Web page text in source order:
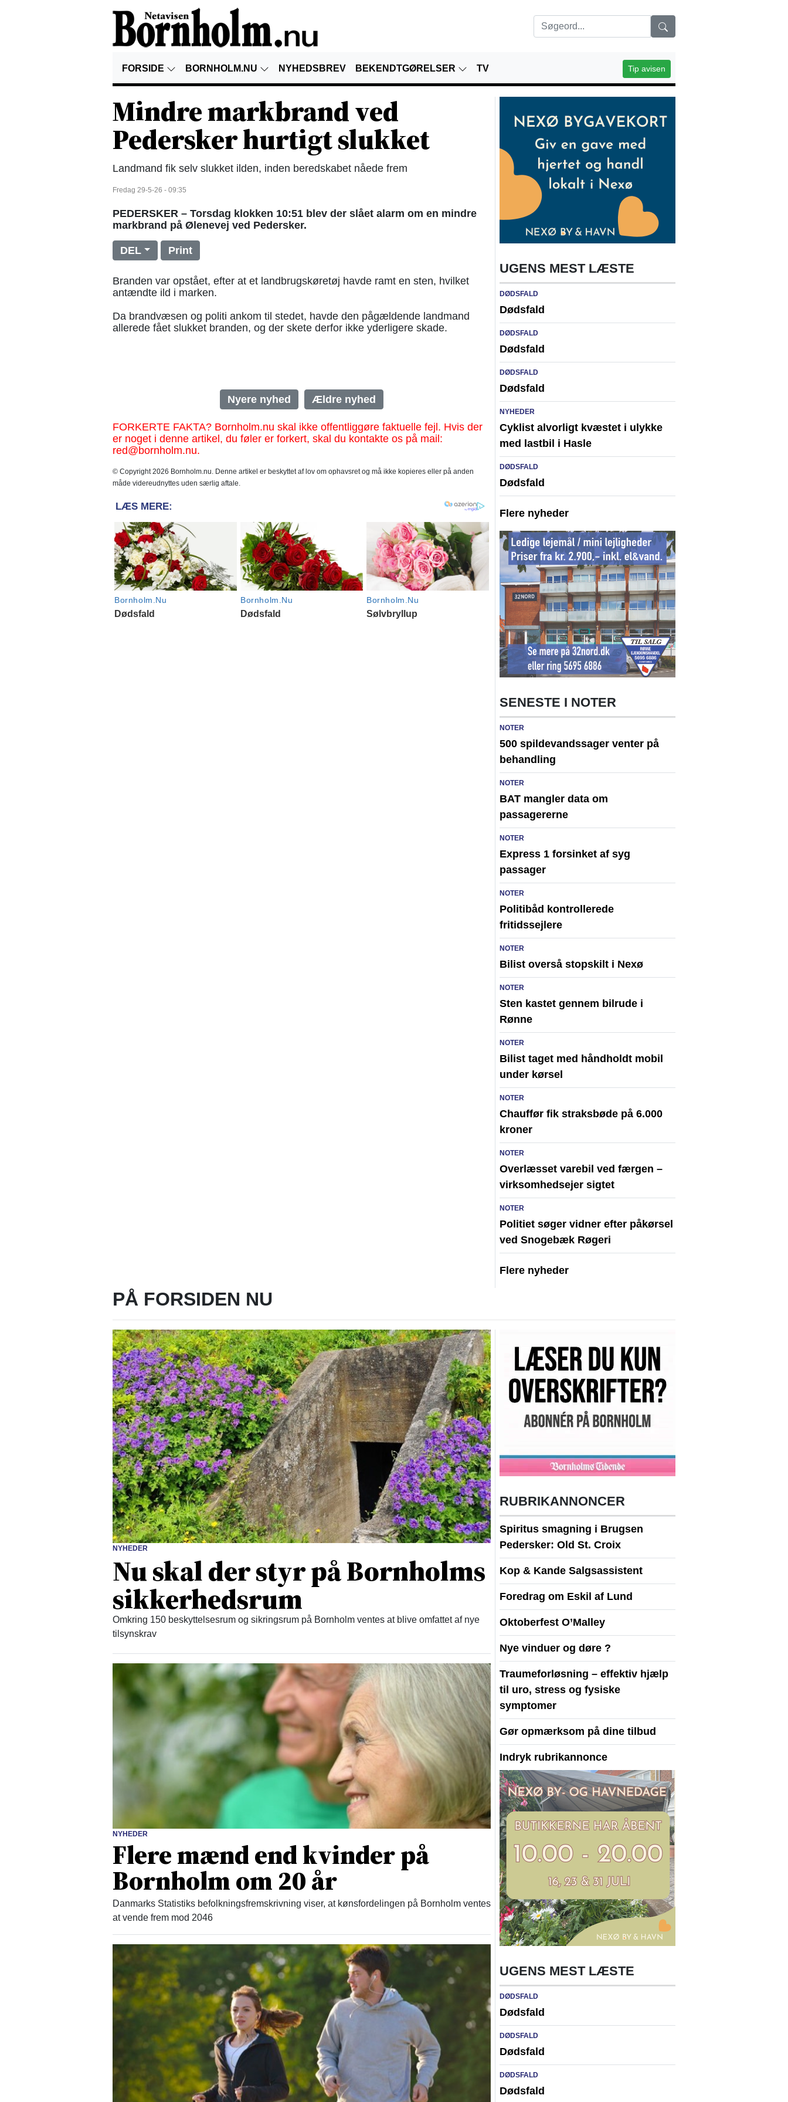
FORSIDE BORNHOLM.NU NYHEDSBREV BEKENDTGØRELSER TV Tip avisen
Mindre markbrand ved
Pedersker hurtigt slukket
Landmand fik selv slukket ilden, inden beredskabet nåede frem
Fredag 29-5-26 - 09:35
PEDERSKER – Torsdag klokken 10:51 blev der slået alarm om en mindre
markbrand på Ølenevej ved Pedersker.
DEL Print
Branden var opstået, efter at et landbrugskøretøj havde ramt en sten, hvilket
antændte ild i marken.
Da brandvæsen og politi ankom til stedet, havde den pågældende landmand
allerede fået slukket branden, og der skete derfor ikke yderligere skade.
Nyere nyhed Ældre nyhed
FORKERTE FAKTA? Bornholm.nu skal ikke offentliggøre faktuelle fejl. Hvis der
er noget i denne artikel, du føler er forkert, skal du kontakte os på mail:
red@bornholm.nu.
© Copyright 2026 Bornholm.nu. Denne artikel er beskyttet af lov om ophavsret og må ikke kopieres eller på anden
måde videreudnyttes uden særlig aftale.
UGENS MEST LÆSTE
DØDSFALD
Dødsfald
DØDSFALD
Dødsfald
DØDSFALD
Dødsfald
NYHEDER
Cyklist alvorligt kvæstet i ulykke
med lastbil i Hasle
DØDSFALD
Dødsfald
Flere nyheder
SENESTE I NOTER
NOTER
500 spildevandssager venter på
behandling
NOTER
BAT mangler data om
passagererne
NOTER
Express 1 forsinket af syg
passager
NOTER
Politibåd kontrollerede
fritidssejlere
NOTER
Bilist overså stopskilt i Nexø
NOTER
Sten kastet gennem bilrude i
Rønne
NOTER
Bilist taget med håndholdt mobil
under kørsel
NOTER
Chauffør fik straksbøde på 6.000
kroner
NOTER
Overlæsset varebil ved færgen –
virksomhedsejer sigtet
NOTER
Politiet søger vidner efter påkørsel
ved Snogebæk Røgeri
Flere nyheder
PÅ FORSIDEN NU
NYHEDER
Nu skal der styr på Bornholms
sikkerhedsrum
Omkring 150 beskyttelsesrum og sikringsrum på Bornholm ventes at blive omfattet af nye
tilsynskrav
NYHEDER
Flere mænd end kvinder på
Bornholm om 20 år
Danmarks Statistiks befolkningsfremskrivning viser, at kønsfordelingen på Bornholm ventes
at vende frem mod 2046
RUBRIKANNONCER
Spiritus smagning i Brugsen
Pedersker: Old St. Croix
Kop & Kande Salgsassistent
Foredrag om Eskil af Lund
Oktoberfest O’Malley
Nye vinduer og døre ?
Traumeforløsning – effektiv hjælp
til uro, stress og fysiske
symptomer
Gør opmærksom på dine tilbud
Indryk rubrikannonce
UGENS MEST LÆSTE
DØDSFALD
Dødsfald
DØDSFALD
Dødsfald
DØDSFALD
Dødsfald